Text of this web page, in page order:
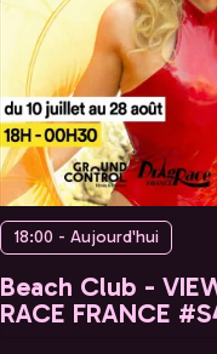
18:00 - Aujourd'hui
Beach Club -
RACE FRANCE